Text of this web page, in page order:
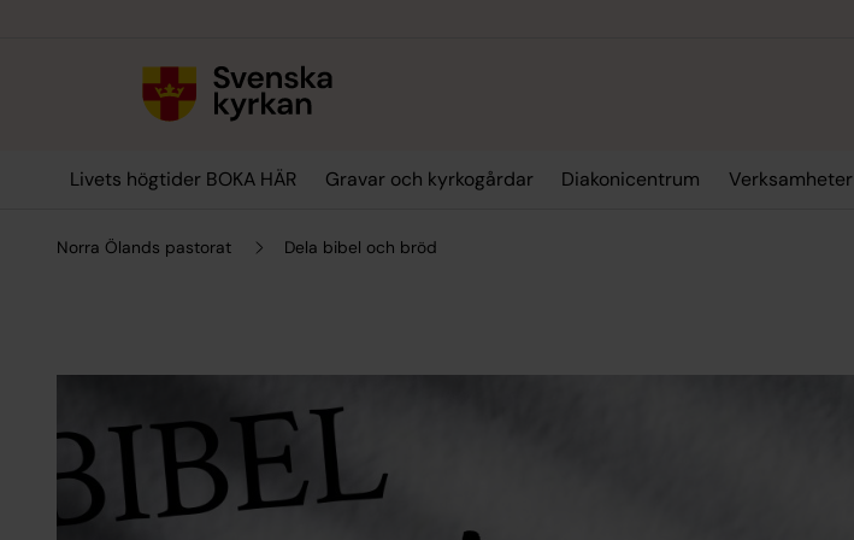
Livets högtider BOKA HÄR Gravar och kyrkogårdar Diakonicentrum Verksamheter
Norra Ölands pastorat Dela bibel och bröd